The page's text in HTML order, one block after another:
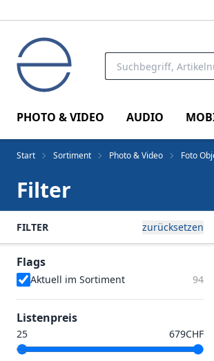
PHOTO & VIDEO AUDIO
Start Sortiment Photo & Video Foto
Filter
FILTER zurücksetzen
Flags
Aktuell im Sortiment 94
Listenpreis
CHF